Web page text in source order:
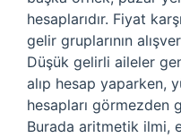
hesaplarıdır. Fiyat
gelir gruplarının
Düşük gelirli aileler
alıp hesap yaparken,
hesapları görmezden
Burada aritmetik ilmi,